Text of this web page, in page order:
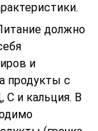
должно
и
продукты с
и кальция. В